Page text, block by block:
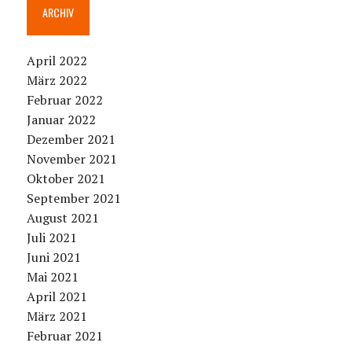
ARCHIV
April 2022
März 2022
Februar 2022
Januar 2022
Dezember 2021
November 2021
Oktober 2021
September 2021
August 2021
Juli 2021
Juni 2021
Mai 2021
April 2021
März 2021
Februar 2021